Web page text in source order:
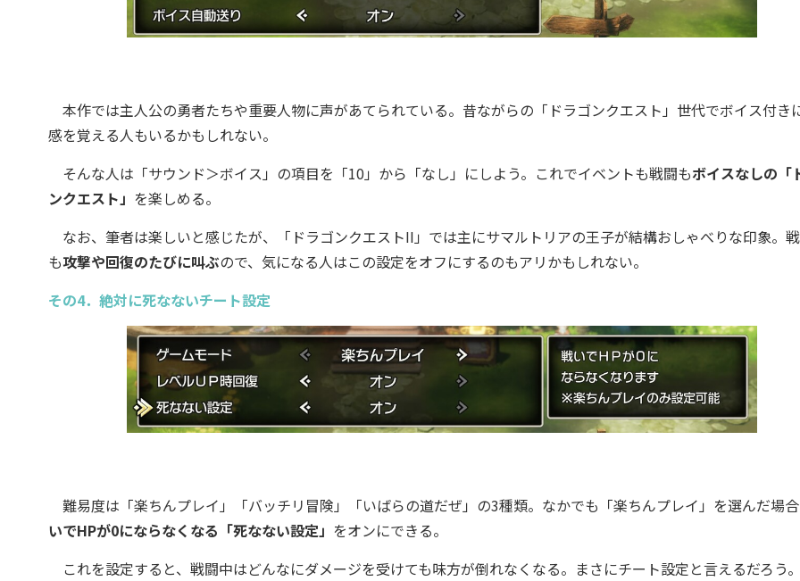
本作では主人公の勇者たちや重要人物に声があてられている。昔ながらの「ドラゴンクエスト」世代でボイス付き
感を覚える人もいるかもしれない。
そんな人は「サウンド＞ボイス」の項目を「10」から「なし」にしよう。これでイベントも戦闘もボイスなしの「
ンクエスト」 を楽しめる。
なお、筆者は楽しいと感じたが、「ドラゴンクエストII」では主にサマルトリアの王子が結構おしゃべりな印象。
も攻撃や回復のたびに叫ぶので、気になる人はこの設定をオフにするのもアリかもしれない。
その4．絶対に死なないチート設定
難易度は「楽ちんプレイ」「バッチリ冒険」「いばらの道だぜ」の3種類。なかでも「楽ちんプレイ」を選んだ場
いでHPが0にならなくなる「死なない設定」 をオンにできる。
これを設定すると、戦闘中はどんなにダメージを受けても味方が倒れなくなる。まさにチート設定と言えるだろう